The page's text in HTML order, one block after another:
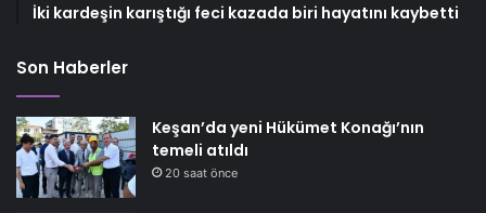
İki kardeşin karıştığı feci kazada biri hayatını kaybetti
Son Haberler
Keşan’da yeni Hükümet Konağı’nın
temeli atıldı
20 saat önce